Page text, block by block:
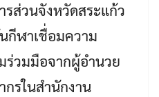
ส่วนจังหวัดสระแก้ว
กีฬาเชื่อมความ
ร่วมมือจากผู้อำนวย
รในสำนักงาน